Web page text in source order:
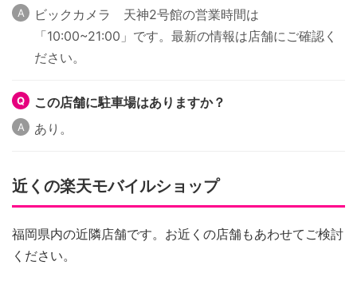
ビックカメラ 天神2号館の営業時間は
「10:00~21:00」です。最新の情報は店舗にご確認く
ださい。
この店舗に駐車場はありますか？
あり。
近くの楽天モバイルショップ
福岡県内の近隣店舗です。お近くの店舗もあわせてご検討
ください。